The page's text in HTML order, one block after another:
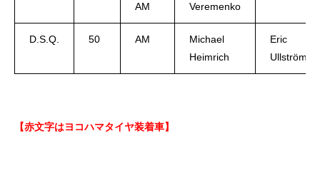
AM
Veremenko
D.S.Q. 50 AM
Michael
Heimrich
Eric
Ullström
【赤文字はヨコハマタイヤ装着車】